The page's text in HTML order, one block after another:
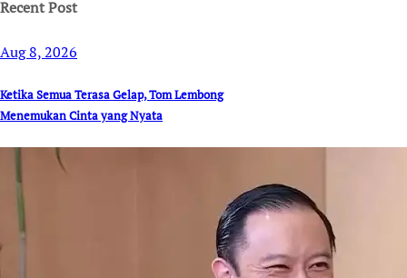
Recent Post
Aug 8, 2026
Ketika Semua Terasa Gelap, Tom Lembong
Menemukan Cinta yang Nyata